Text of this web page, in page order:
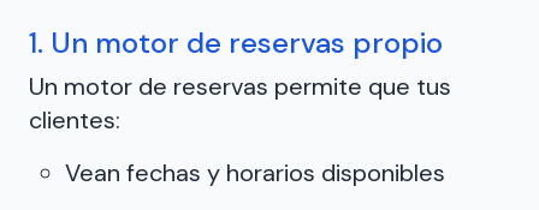
1. Un motor de reservas propio
Un motor de reservas permite que tus
clientes:
Vean fechas y horarios disponibles